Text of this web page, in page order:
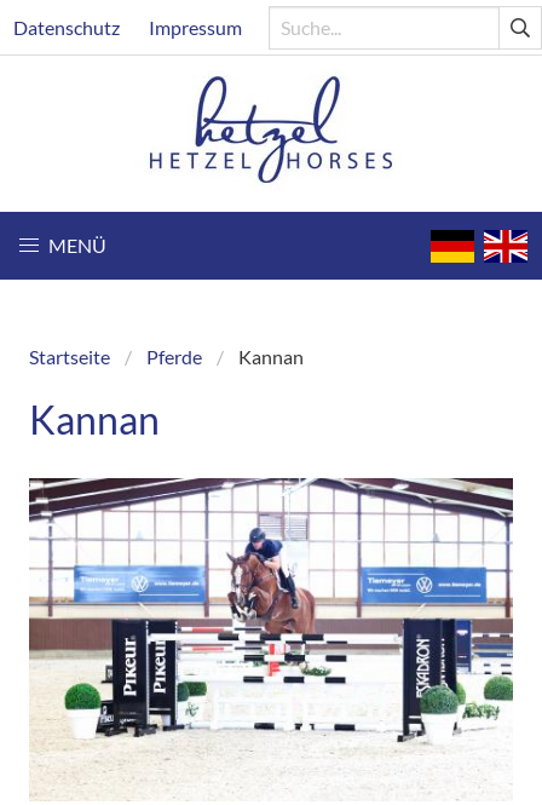
zum
Header
Datenschutz Impressum
MENÜ
Breadcrumb
Startseite Pferde Kannan
Kannan